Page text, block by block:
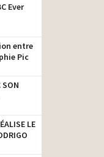
Ever
entre
Pic
SON
LE